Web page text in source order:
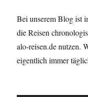
Bei unserem Blog ist
die Reisen
alo-reisen.de nutzen.
eigentlich immer